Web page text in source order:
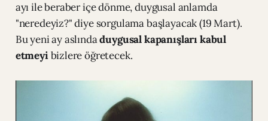
ayı ile beraber içe dönme, duygusal anlamda
"neredeyiz?" diye sorgulama başlayacak (19 Mart).
Bu yeni ay aslındaduygusal kapanışları kabul
etmeyibizlere öğretecek.